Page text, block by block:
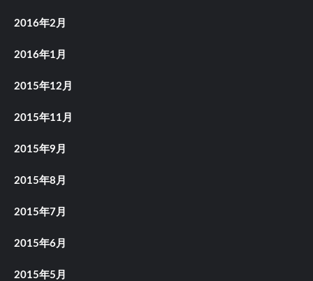
2016年2月
2016年1月
2015年12月
2015年11月
2015年9月
2015年8月
2015年7月
2015年6月
2015年5月